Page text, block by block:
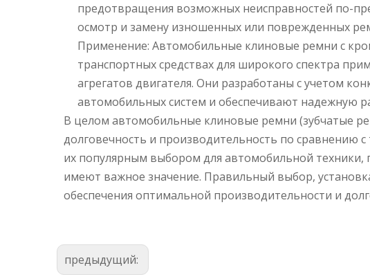
предотвращения возможных неисправностей по-
осмотр и замену изношенных или поврежденных
Применение: Автомобильные клиновые ремни с
транспортных средствах для широкого спектра
агрегатов двигателя. Они разработаны с учетом
автомобильных систем и обеспечивают надежную
В целом автомобильные клиновые ремни (зубчатые
долговечность и производительность по
их популярным выбором для автомобильной техники,
имеют важное значение. Правильный выбор,
обеспечения оптимальной производительности и
предыдущий: